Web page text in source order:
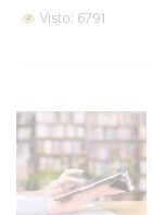
Visto: 6791